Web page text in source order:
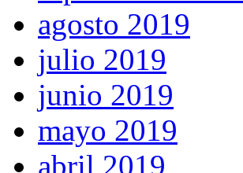
agosto 2019
julio 2019
junio 2019
mayo 2019
abril 2019